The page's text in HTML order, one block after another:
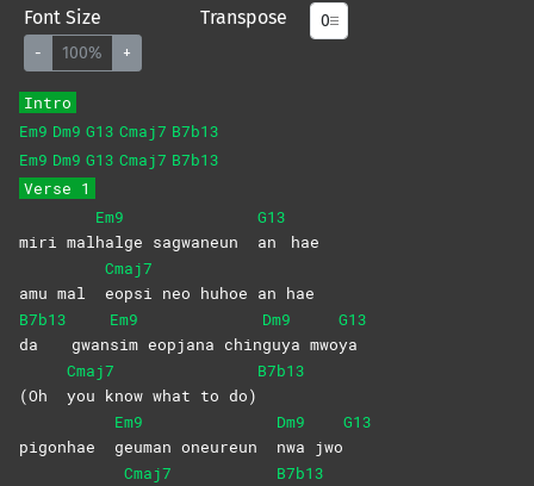
Font Size
- 100% +
Transpose
Intro
Em9 Dm9 G13 Cmaj7 B7b13
Em9 Dm9 G13 Cmaj7 B7b13
Verse 1
miri mal
Em9
halge sagwaneun
G13
an
hae
amu mal
Cmaj7
eopsi neo huhoe an hae
B7b13
da
gwan
Em9
sim eopjana chin
Dm9
guya mwo
G13
ya
(Oh
Cmaj7
you know what to do)
B7b13
pigonhae
Em9
geuman oneureun
Dm9
nwa
jwo
G13
Cmaj7
B7b13